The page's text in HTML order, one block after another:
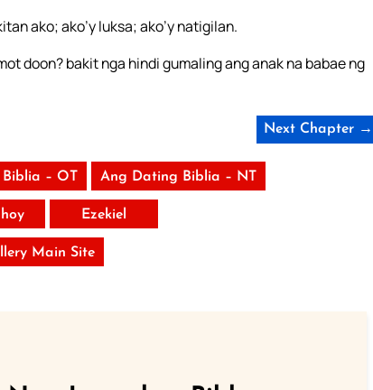
ako; ako’y luksa; ako’y natigilan.
doon? bakit nga hindi gumaling ang anak na babae ng
Next Chapter →
– OT Ang Dating Biblia – NT
Ezekiel
Main Site